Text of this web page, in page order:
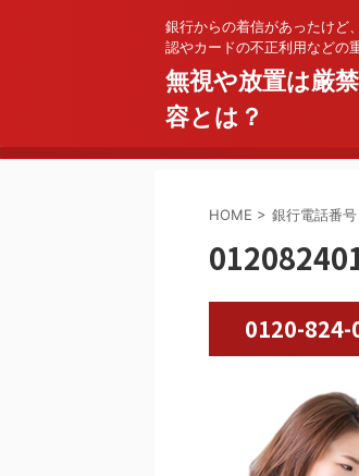
銀行からの着信があったけど
認やカードの不正利用などの
無視や放置は厳
容とは？
HOME > 銀行電話番号
0120-824-